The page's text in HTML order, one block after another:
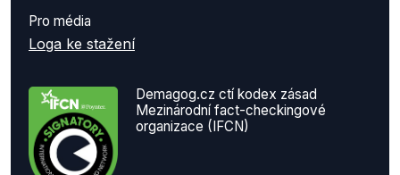
Pro média
Loga ke stažení
Demagog.cz ctí kodex zásad
Mezinárodní fact-checkingové
organizace (IFCN)